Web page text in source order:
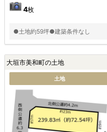
4枚
●土地約59坪●建築条件なし
大垣市美和町の土地
土地